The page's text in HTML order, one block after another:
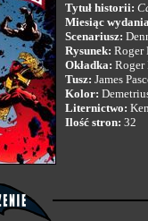
Tytuł historii:
Miesiąc
Scenariusz:
Rysunek: Roger
Okładka: Roger
Tusz: James
Kolor:
Liternictwo:
Ilość stron: 32